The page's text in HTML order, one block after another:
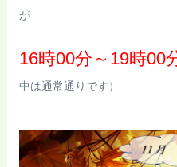
が
16時00分～19時00
中は通常通りです）